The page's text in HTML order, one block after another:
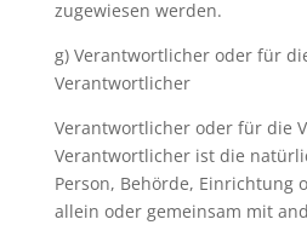
zugewiesen werden.
g) Verantwortlicher oder für
Verantwortlicher
Verantwortlicher oder für die
Verantwortlicher ist die
Person, Behörde, Einrichtung
allein oder gemeinsam mit